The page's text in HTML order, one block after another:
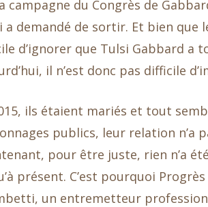
campagne du Congrès de
a demandé de sortir. Et bien que
d’ignorer que Tulsi Gabbard a
il n’est donc pas difficile
ils étaient mariés et tout
publics, leur relation n’a
pour être juste, rien n’a
présent. C’est pourquoi
un entremetteur